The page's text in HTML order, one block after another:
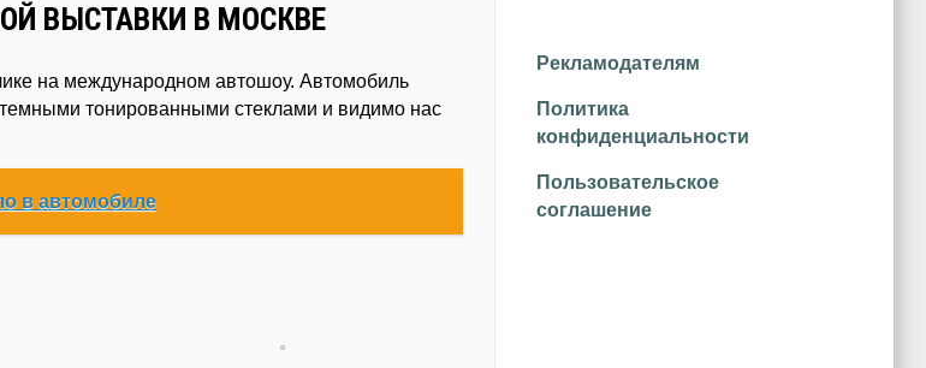
ВЫСТАВКИ В МОСКВЕ
на международном автошоу. Автомобиль
тонированными стеклами и видимо нас
в автомобиле
Рекламодателям
Политика
конфиденциальности
Пользовательское
соглашение